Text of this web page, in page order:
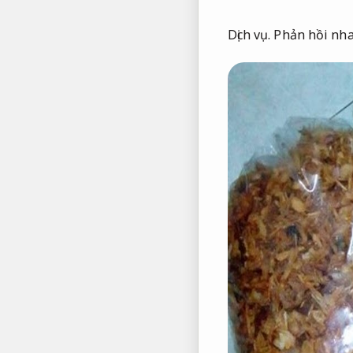
Dịch vụ. Phản hồi